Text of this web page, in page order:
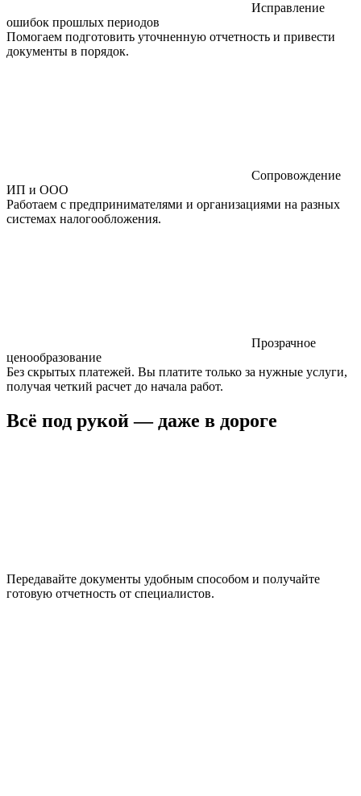
Исправление
ошибок прошлых периодов
Помогаем подготовить уточненную отчетность и привести
документы в порядок.
Сопровождение
ИП и ООО
Работаем с предпринимателями и организациями на разных
системах налогообложения.
Прозрачное
ценообразование
Без скрытых платежей. Вы платите только за нужные услуги,
получая четкий расчет до начала работ.
Всё под рукой — даже в дороге
Передавайте документы удобным способом и получайте
готовую отчетность от специалистов.